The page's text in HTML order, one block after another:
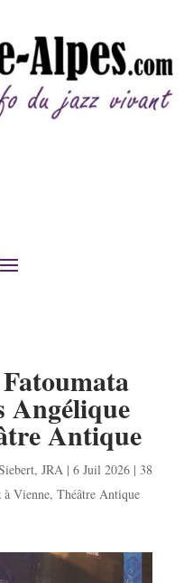
Angélique
Antique
, JRA| 6 Juil 2026| 38
à Vienne, Théâtre Antique